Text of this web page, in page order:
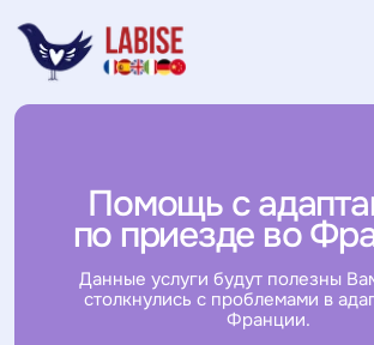
Данные услуги будут полезны Вам, если Вы
столкнулись с проблемами в адаптации во
Франции.
Наши кураторы помогут Вам в оформлении,
сборе и подаче всех необходимых
документов для валидации визы, получения
по приезде во Францию